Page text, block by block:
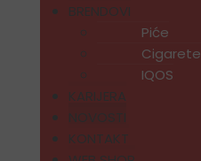
BRENDOVI
Piće
Cigarete
IQOS
KARIJERA
NOVOSTI
KONTAKT